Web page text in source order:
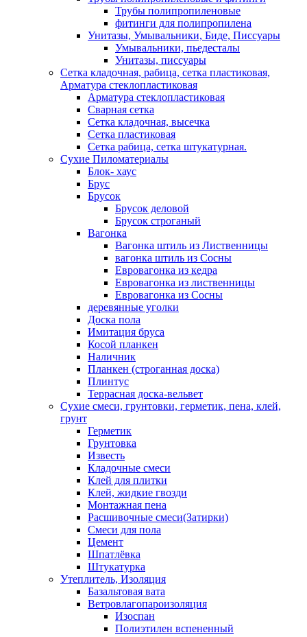
Трубы полипропиленовые
фитинги для полипропилена
Унитазы, Умывальники, Биде, Писсуары
Умывальники, пьедесталы
Унитазы, писсуары
Сетка кладочная, рабица, сетка пластиковая,
Арматура стеклопластиковая
Арматура стеклопластиковая
Сварная сетка
Сетка кладочная, высечка
Сетка пластиковая
Сетка рабица, сетка штукатурная.
Сухие Пиломатериалы
Блок- хаус
Брус
Брусок
Брусок деловой
Брусок строганый
Вагонка
Вагонка штиль из Лиственницы
вагонка штиль из Сосны
Евровагонка из кедра
Евровагонка из лиственницы
Евровагонка из Сосны
деревянные уголки
Доска пола
Имитация бруса
Косой планкен
Наличник
Планкен (строганная доска)
Плинтус
Террасная доска-вельвет
Сухие смеси, грунтовки, герметик, пена, клей,
грунт
Герметик
Грунтовка
Известь
Кладочные смеси
Клей для плитки
Клей, жидкие гвозди
Монтажная пена
Расшивочные смеси(Затирки)
Смеси для пола
Цемент
Шпатлёвка
Штукатурка
Утеплитель, Изоляция
Базальтовая вата
Ветровлагопароизоляция
Изоспан
Полиэтилен вспененный